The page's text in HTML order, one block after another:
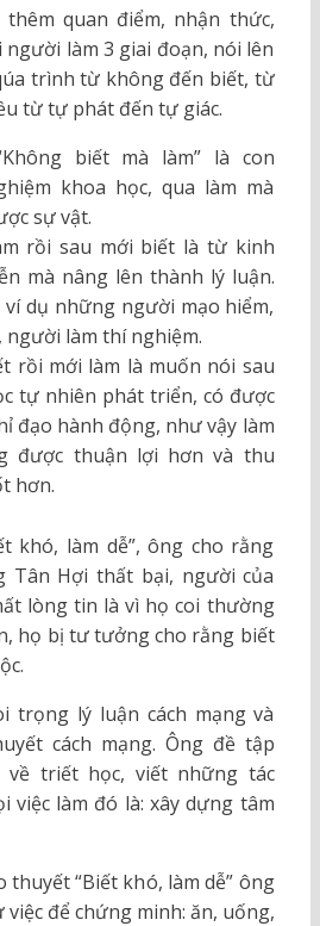
quan điểm, nhận thức,
làm 3 giai đoạn, nói lên
trình từ không đến biết, từ
từ tự phát đến tự giác.
biết mà làm” là con
khoa học, qua làm mà
sự vật.
rồi sau mới biết là từ kinh
mà nâng lên thành lý luận.
ví dụ những người mạo hiểm,
làm thí nghiệm.
rồi mới làm là muốn nói sau
tự nhiên phát triển, có được
đạo hành động, như vậy làm
được thuận lợi hơn và thu
hơn.
khó, làm dễ”, ông cho rằng
Tân Hợi thất bại, người của
lòng tin là vì họ coi thường
họ bị tư tưởng cho rằng biết
trọng lý luận cách mạng và
cách mạng. Ông đề tập
triết học, viết những tác
việc làm đó là: xây dựng tâm
“Biết khó, làm dễ” ông
để chứng minh: ăn, uống,